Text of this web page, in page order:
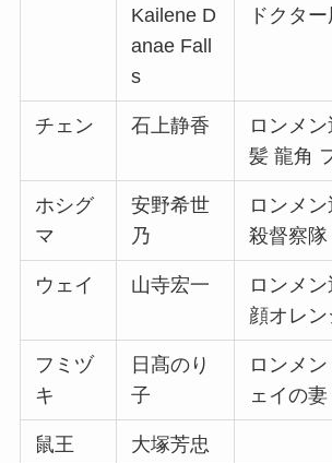
Kailene D
anae Fall
s
ドクタ
チェン 石上静香
ロンメ
髪 龍角
ホシグ
マ
安野希世
乃
ロンメ
殺督察
ウェイ 山寺宏一
ロンメ
顔オレ
フミヅ
キ
日髙のり
子
ロンメ
ェイの妻
鼠王 大塚芳忠